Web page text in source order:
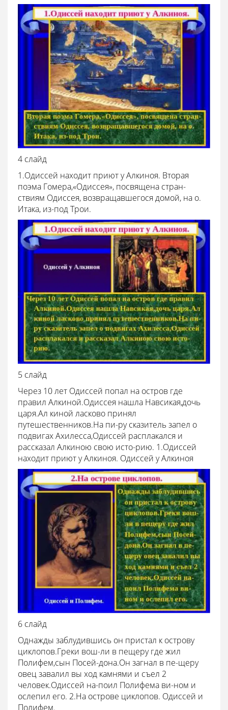
4 слайд
1.Одиссей находит приют у Алкиноя. Вторая
поэма Гомера,«Одиссея», посвящена стран-
ствиям Одиссея, возвращавшегося домой, на о.
Итака, из-под Трои.
5 слайд
Через 10 лет Одиссей попал на остров где
правил Алкиной.Одиссея нашла Навсикая,дочь
царя.Ал киной ласково принял
путешественников.На пи-ру сказитель запел о
подвигах Ахилесса,Одиссей расплакался и
рассказал Алкиною свою исто-рию. 1.Одиссей
находит приют у Алкиноя. Одиссей у Алкиноя
6 слайд
Однажды заблудившись он пристал к острову
циклопов.Греки вош-ли в пещеру где жил
Полифем,сын Посей-дона.Он загнал в пе-щеру
овец завалил вы ход камнями и съел 2
человек.Одиссей на-поил Полифема ви-ном и
ослепил его. 2.На острове циклопов. Одиссей и
Полифем.